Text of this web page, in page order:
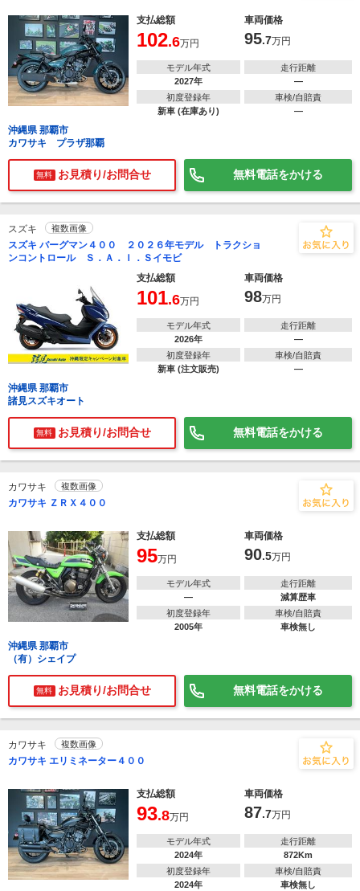
支払総額 車両価格
102.6万円 95.7万円
モデル年式
2027年
走行距離
―
初度登録年
新車 (在庫あり)
車検/自賠責
―
沖縄県 那覇市
カワサキ プラザ那覇
無料 お見積り/お問合せ 無料電話をかける
スズキ 複数画像
スズキ バーグマン４００ ２０２６年モデル トラクショ
ンコントロール Ｓ．Ａ．Ｉ．Ｓイモビ
支払総額
車両価格
101.6万円 98万円
モデル年式
2026年
走行距離
―
初度登録年
新車 (注文販売)
車検/自賠責
―
沖縄県 那覇市
諸見スズキオート
無料 お見積り/お問合せ 無料電話をかける
カワサキ 複数画像
カワサキ ＺＲＸ４００
支払総額 車両価格
95万円 90.5万円
モデル年式
―
走行距離
減算歴車
初度登録年
2005年
車検/自賠責
車検無し
沖縄県 那覇市
（有）シェイプ
無料 お見積り/お問合せ 無料電話をかける
カワサキ 複数画像
カワサキ エリミネーター４００
支払総額 車両価格
93.8万円 87.7万円
モデル年式
2024年
走行距離
872Km
初度登録年
2024年
車検/自賠責
車検無し